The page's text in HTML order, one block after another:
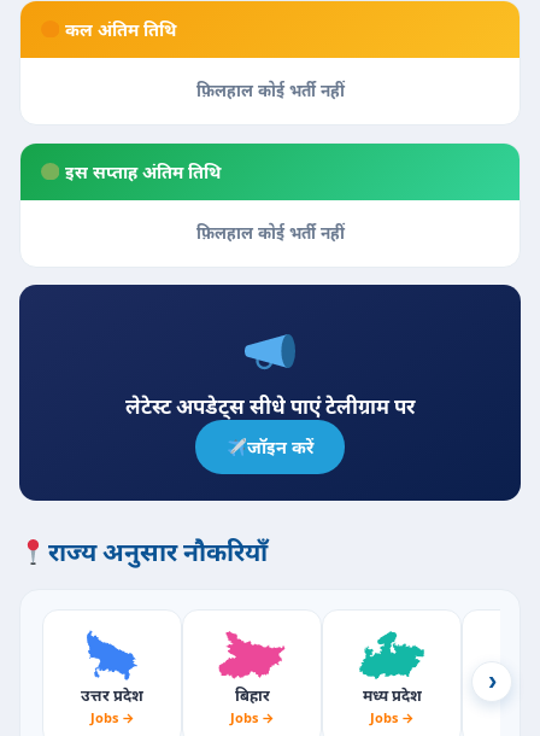
कल अंतिम तिथि
फ़िलहाल कोई भर्ती नहीं
इस सप्ताह अंतिम तिथि
फ़िलहाल कोई भर्ती नहीं
लेटेस्ट अपडेट्स सीधे पाएं टेलीग्राम पर
जॉइन करें
राज्य अनुसार नौकरियाँ
उत्तर प्रदेश
Jobs →
बिहार
Jobs →
मध्य प्रदेश
Jobs →
›